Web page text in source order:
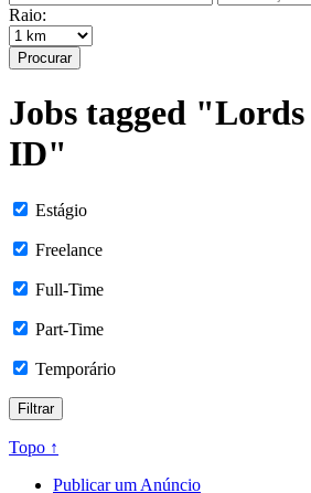
Raio:
Procurar
Jobs tagged "Lords
ID"
Estágio
Freelance
Full-Time
Part-Time
Temporário
Topo ↑
Publicar um Anúncio